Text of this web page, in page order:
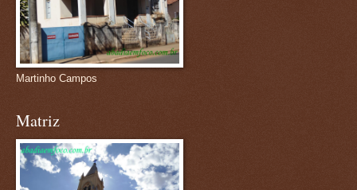
Martinho Campos
Matriz